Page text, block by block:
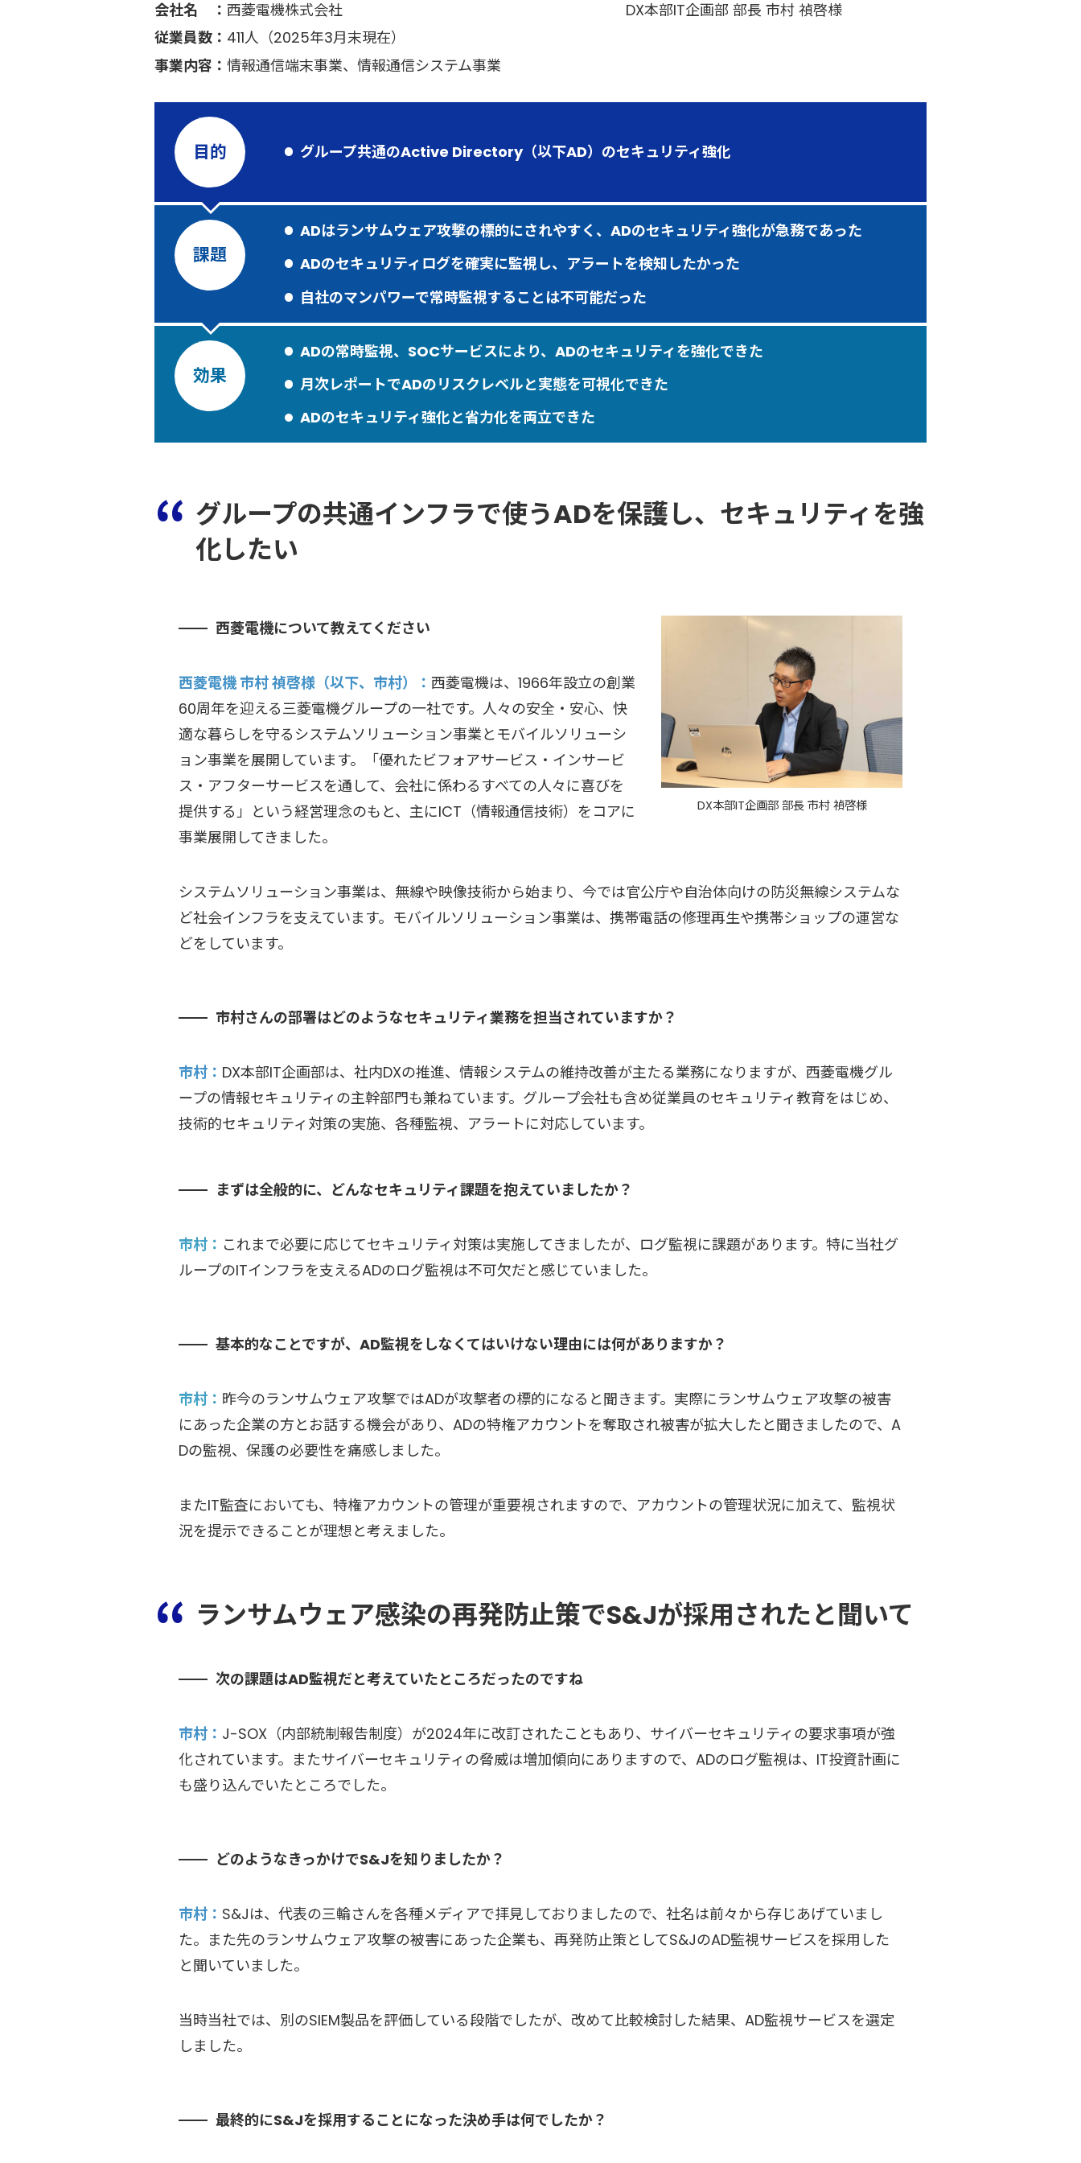
会社名
西菱電機株式会社
従業員数
411人（2025年3月末現在）
事業内容
情報通信端末事業、情報通信システム事業
DX本部IT企画部 部長 市村 禎啓様
目的 グループ共通のActive Directory（以下AD）のセキュリティ強化
課題
ADはランサムウェア攻撃の標的にされやすく、ADのセキュリティ強化が急務であった
ADのセキュリティログを確実に監視し、アラートを検知したかった
自社のマンパワーで常時監視することは不可能だった
効果
ADの常時監視、SOCサービスにより、ADのセキュリティを強化できた
月次レポートでADのリスクレベルと実態を可視化できた
ADのセキュリティ強化と省力化を両立できた
グループの共通インフラで使うADを保護し、セキュリティを強
化したい
DX本部IT企画部 部長 市村 禎啓様
西菱電機について教えてください
西菱電機 市村 禎啓様（以下、市村）
西菱電機は、1966年設立の創業
60周年を迎える三菱電機グループの一社です。人々の安全・安心、快
適な暮らしを守るシステムソリューション事業とモバイルソリューシ
ョン事業を展開しています。「優れたビフォアサービス・インサービ
ス・アフターサービスを通して、会社に係わるすべての人々に喜びを
提供する」という経営理念のもと、主にICT（情報通信技術）をコアに
事業展開してきました。
システムソリューション事業は、無線や映像技術から始まり、今では官公庁や自治体向けの防災無線システムな
ど社会インフラを支えています。モバイルソリューション事業は、携帯電話の修理再生や携帯ショップの運営な
どをしています。
市村さんの部署はどのようなセキュリティ業務を担当されていますか？
市村
DX本部IT企画部は、社内DXの推進、情報システムの維持改善が主たる業務になりますが、西菱電機グル
ープの情報セキュリティの主幹部門も兼ねています。グループ会社も含め従業員のセキュリティ教育をはじめ、
技術的セキュリティ対策の実施、各種監視、アラートに対応しています。
まずは全般的に、どんなセキュリティ課題を抱えていましたか？
市村
これまで必要に応じてセキュリティ対策は実施してきましたが、ログ監視に課題があります。特に当社グ
ループのITインフラを支えるADのログ監視は不可欠だと感じていました。
基本的なことですが、AD監視をしなくてはいけない理由には何がありますか？
市村
昨今のランサムウェア攻撃ではADが攻撃者の標的になると聞きます。実際にランサムウェア攻撃の被害
にあった企業の方とお話する機会があり、ADの特権アカウントを奪取され被害が拡大したと聞きましたので、A
Dの監視、保護の必要性を痛感しました。
またIT監査においても、特権アカウントの管理が重要視されますので、アカウントの管理状況に加えて、監視状
況を提示できることが理想と考えました。
ランサムウェア感染の再発防止策でS&Jが採用されたと聞いて
次の課題はAD監視だと考えていたところだったのですね
市村
J-SOX（内部統制報告制度）が2024年に改訂されたこともあり、サイバーセキュリティの要求事項が強
化されています。またサイバーセキュリティの脅威は増加傾向にありますので、ADのログ監視は、IT投資計画に
も盛り込んでいたところでした。
どのようなきっかけでS&Jを知りましたか？
市村
S&Jは、代表の三輪さんを各種メディアで拝見しておりましたので、社名は前々から存じあげていまし
た。また先のランサムウェア攻撃の被害にあった企業も、再発防止策としてS&JのAD監視サービスを採用した
と聞いていました。
当時当社では、別のSIEM製品を評価している段階でしたが、改めて比較検討した結果、AD監視サービスを選定
しました。
最終的にS&Jを採用することになった決め手は何でしたか？